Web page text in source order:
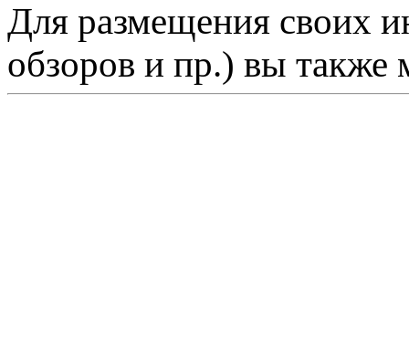
Для размещения своих
обзоров и пр.) вы также